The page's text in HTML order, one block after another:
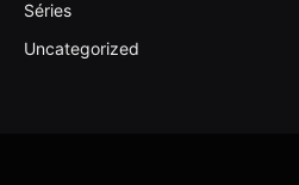
Séries
Uncategorized